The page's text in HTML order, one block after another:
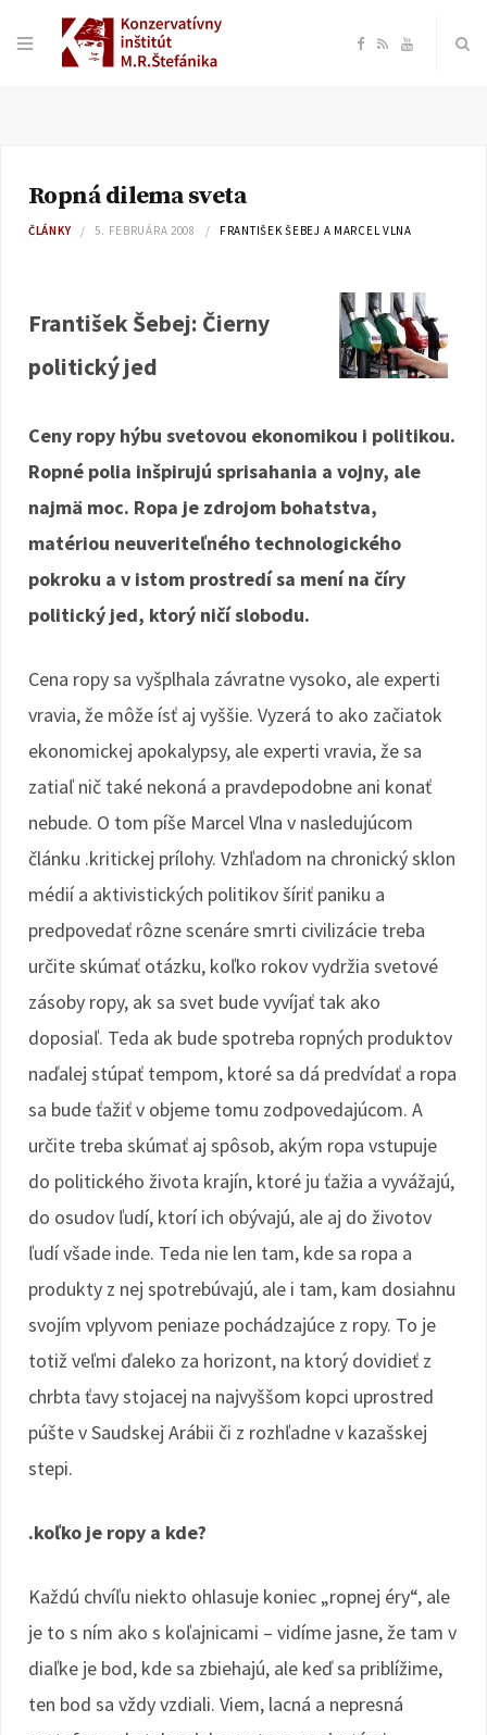
F
o
o
R Y
b
e
Ropná dilema sveta
ČLÁNKY 5. FEBRUÁRA 2008 FRANTIŠEK ŠEBEJ A MARCEL VLNA
František Šebej: Čierny
politický jed
Ceny ropy hýbu svetovou ekonomikou i politikou.
Ropné polia inšpirujú sprisahania a vojny, ale
najmä moc. Ropa je zdrojom bohatstva,
matériou neuveriteľného technologického
pokroku a v istom prostredí sa mení na číry
politický jed, ktorý ničí slobodu.
Cena ropy sa vyšplhala závratne vysoko, ale experti
vravia, že môže ísť aj vyššie. Vyzerá to ako začiatok
ekonomickej apokalypsy, ale experti vravia, že sa
zatiaľ nič také nekoná a pravdepodobne ani konať
nebude. O tom píše Marcel Vlna v nasledujúcom
článku .kritickej prílohy. Vzhľadom na chronický sklon
médií a aktivistických politikov šíriť paniku a
predpovedať rôzne scenáre smrti civilizácie treba
určite skúmať otázku, koľko rokov vydržia svetové
zásoby ropy, ak sa svet bude vyvíjať tak ako
doposiaľ. Teda ak bude spotreba ropných produktov
naďalej stúpať tempom, ktoré sa dá predvídať a ropa
sa bude ťažiť v objeme tomu zodpovedajúcom. A
určite treba skúmať aj spôsob, akým ropa vstupuje
do politického života krajín, ktoré ju ťažia a vyvážajú,
do osudov ľudí, ktorí ich obývajú, ale aj do životov
ľudí všade inde. Teda nie len tam, kde sa ropa a
produkty z nej spotrebúvajú, ale i tam, kam dosiahnu
svojím vplyvom peniaze pochádzajúce z ropy. To je
totiž veľmi ďaleko za horizont, na ktorý dovidieť z
chrbta ťavy stojacej na najvyššom kopci uprostred
púšte v Saudskej Arábii či z rozhľadne v kazašskej
stepi.
.koľko je ropy a kde?
Každú chvíľu niekto ohlasuje koniec „ropnej éry“, ale
je to s ním ako s koľajnicami – vidíme jasne, že tam v
diaľke je bod, kde sa zbiehajú, ale keď sa priblížime,
ten bod sa vždy vzdiali. Viem, lacná a nepresná